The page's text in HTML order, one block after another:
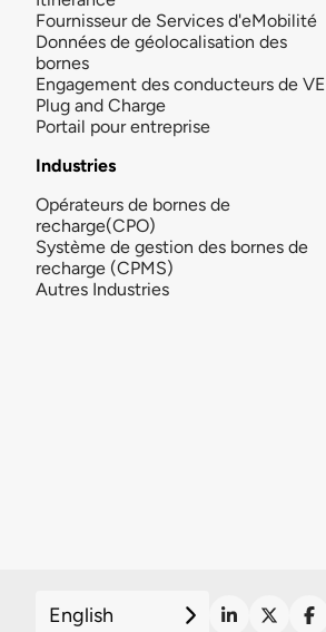
Fournisseur de Services d'eMobilité
Données de géolocalisation des
bornes
Engagement des conducteurs de VE
Plug and Charge
Portail pour entreprise
Industries
Opérateurs de bornes de
recharge(CPO)
Système de gestion des bornes de
recharge (CPMS)
Autres Industries
English